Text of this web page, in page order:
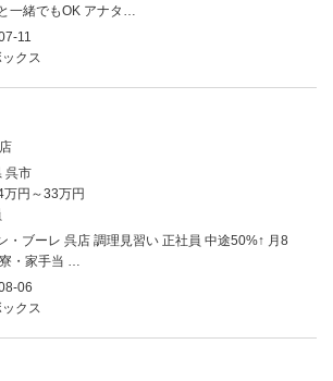
一緒でもOK アナタ…
11
クス
呉市
万円～33万円
・ブーレ 呉店 調理見習い 正社員 中途50%↑ 月8
・家⼿当 …
06
クス